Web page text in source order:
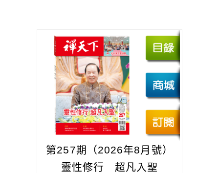
第257期（2026年8月號）
靈性修行 超凡入聖